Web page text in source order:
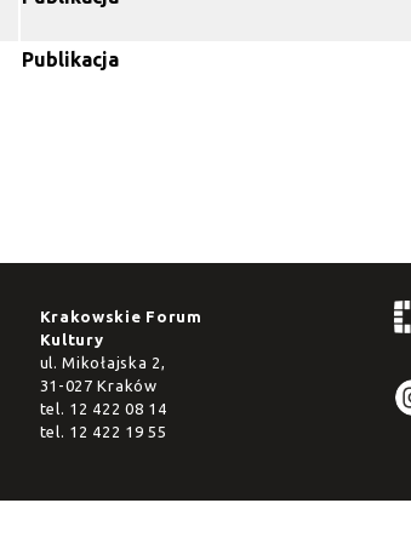
Publikacja
Krakowskie Forum
Kultury
ul. Mikołajska 2,
31-027 Kraków
tel. 12 422 08 14
tel. 12 422 19 55